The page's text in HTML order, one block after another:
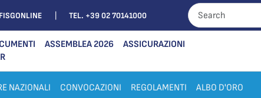
FISGONLINE TEL. +39 02 70141000
ASSEMBLEA 2026
ASSICURAZIONI
NAZIONALI CONVOCAZIONI REGOLAMENTI ALBO D'ORO